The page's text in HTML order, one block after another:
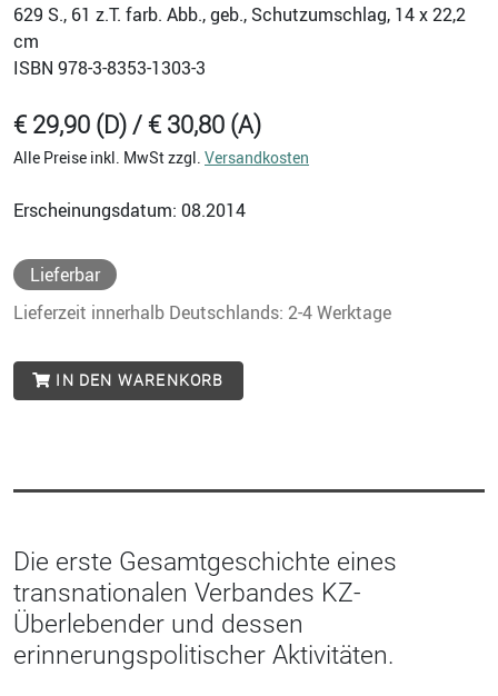
629 S., 61 z.T. farb. Abb., geb., Schutzumschlag, 14 x 22,2
cm
ISBN 978-3-8353-1303-3
€ 29,90 (D) / € 30,80 (A)
Alle Preise inkl. MwSt zzgl. Versandkosten
Erscheinungsdatum: 08.2014
Lieferbar
Lieferzeit innerhalb Deutschlands: 2-4 Werktage
IN DEN WARENKORB
Die erste Gesamtgeschichte eines
transnationalen Verbandes KZ-
Überlebender und dessen
erinnerungspolitischer Aktivitäten.